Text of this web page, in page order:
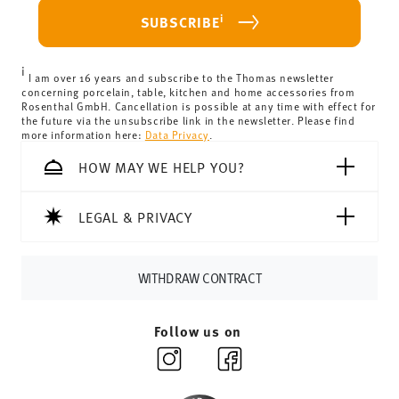
For Germany, these are 4,90 €. For all other countries, you
can view the delivery costs
delivery is free of charge.
Switzerland:delivery is free of charge for orders over
69,90 CHF. If the value of your purchase is less than
69,90 CHF, delivery charges are 36,90 CHF.
Tracking:You will receive a tracking code by e-mail as
Delivery time: 3-5 working days for delivery within
Germany for items in stock. You can view delivery times to
For returns, please use ourreturns service
SUBSCRIBEi
i I am over 16 years and subscribe to the Thomas newsletter
concerning porcelain, table, kitchen and home accessories from
Rosenthal GmbH. Cancellation is possible at any time with effect for
the future via the unsubscribe link in the newsletter. Please find
more information here: Data Privacy
HOW MAY WE HELP YOU?
LEGAL & PRIVACY
WITHDRAW CONTRACT
Follow us on